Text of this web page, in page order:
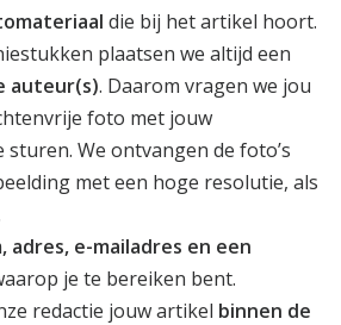
die bij het artikel hoort.
plaatsen we altijd een
auteur(s). Daarom vragen we jou
foto met jouw
We ontvangen de foto’s
met een hoge resolutie, als
adres, e-mailadres en een
je te bereiken bent.
redactie jouw artikel binnen de